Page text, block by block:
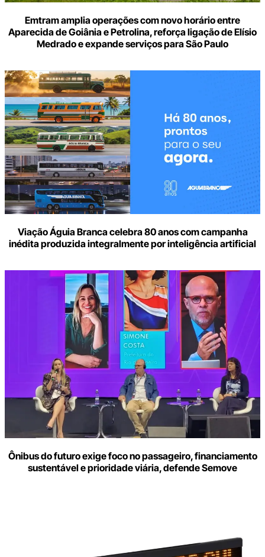
Emtram amplia operações com novo horário entre
Aparecida de Goiânia e Petrolina, reforça ligação de Elísio
Medrado e expande serviços para São Paulo
Viação Águia Branca celebra 80 anos com campanha
inédita produzida integralmente por inteligência artificial
Ônibus do futuro exige foco no passageiro, financiamento
sustentável e prioridade viária, defende Semove